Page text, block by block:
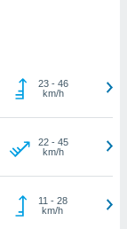
23- 46
km/h
22- 45
km/h
11 - 28
km/h